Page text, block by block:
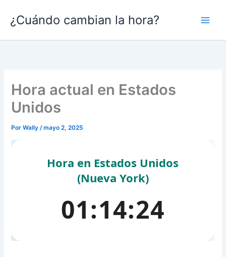
contenido
¿Cuándo cambian la hora?
Hora actual en Estados
Unidos
PorWally/mayo 2, 2025